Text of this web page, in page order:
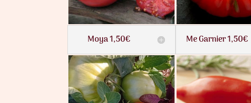
Moya 1,50€ Me Garnier 1,50€